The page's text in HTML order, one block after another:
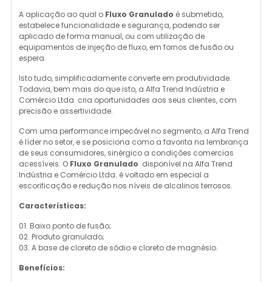
A aplicação ao qual o Fluxo Granulado é submetido,
estabelece funcionalidade e segurança, podendo ser
aplicado de forma manual, ou com utilização de
equipamentos de injeção de fluxo, em fornos de fusão ou
espera.
Isto tudo, simplificadamente converte em produtividade.
Todavia, bem mais do que isto, a Alfa Trend Indústria e
Comércio Ltda. cria oportunidades aos seus clientes, com
precisão e assertividade.
Com uma performance impecável no segmento, a Alfa Trend
é líder no setor, e se posiciona como a favorita na lembrança
de seus consumidores, sinérgico a condições comercias
acessíveis. O Fluxo Granulado disponível na Alfa Trend
Indústria e Comércio Ltda. é voltado em especial a
escorificação e redução nos níveis de alcalinos terrosos.
Características:
01. Baixo ponto de fusão;
02. Produto granulado;
03. A base de cloreto de sódio e cloreto de magnésio.
Benefícios: